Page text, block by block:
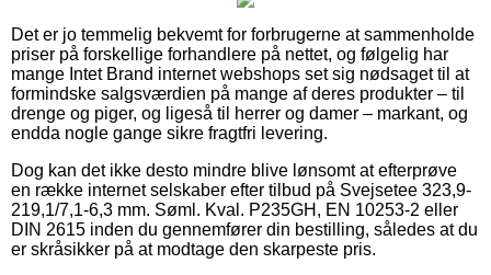
Det er jo temmelig bekvemt for forbrugerne at sammenholde
priser på forskellige forhandlere på nettet, og følgelig har
mange Intet Brand internet webshops set sig nødsaget til at
formindske salgsværdien på mange af deres produkter – til
drenge og piger, og ligeså til herrer og damer – markant, og
endda nogle gange sikre fragtfri levering.
Dog kan det ikke desto mindre blive lønsomt at efterprøve
en række internet selskaber efter tilbud på Svejsetee 323,9-
219,1/7,1-6,3 mm. Søml. Kval. P235GH, EN 10253-2 eller
DIN 2615 inden du gennemfører din bestilling, således at du
er skråsikker på at modtage den skarpeste pris.